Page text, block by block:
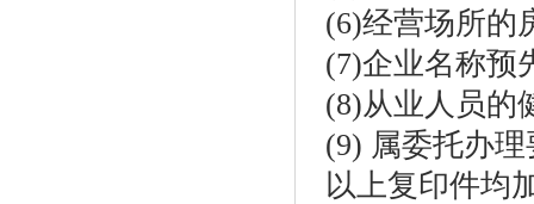
(6)经营场所的
(7)企业名称预
(8)从业人员的
(9) 属委托办
以上复印件均